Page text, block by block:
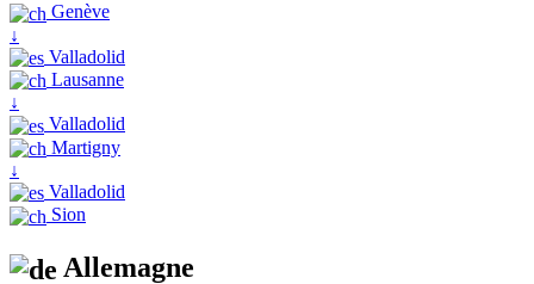
Genève
↓
Valladolid
Lausanne
↓
Valladolid
Martigny
↓
Valladolid
Sion
Allemagne